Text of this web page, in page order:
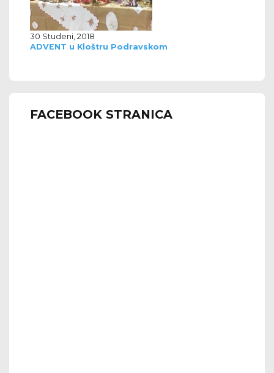
30 Studeni, 2018
ADVENT u Kloštru Podravskom
FACEBOOK STRANICA